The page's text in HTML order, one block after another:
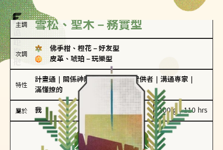
主調 雪松、聖木－務實型
次調
佛手柑、橙花 － 好友型
皮革、琥珀 － 玩樂型
特性
計畫通 關係神隊友 情緒價值提供者 溝通專家
滿懂撩的
屬於 我 100 g｜110 hrs
務實型
雪松、聖木